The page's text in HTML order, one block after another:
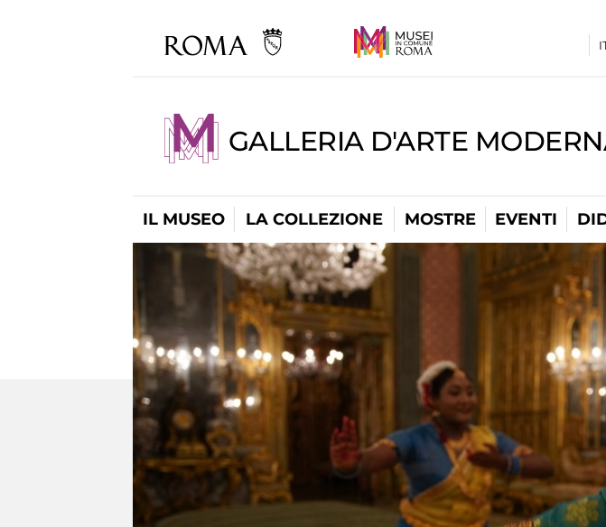
GALLERIA D'ARTE
IL MUSEO LA COLLEZIONE MOSTRE EVENTI